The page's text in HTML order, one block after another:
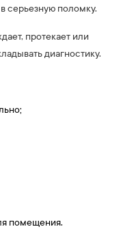
серьезную поломку.
протекает или
диагностику.
помещения.